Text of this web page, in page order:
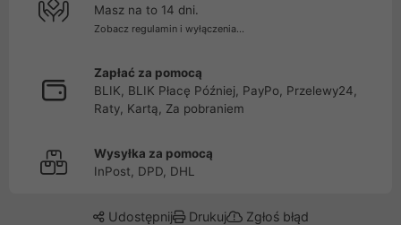
Masz na to 14 dni.
Zobacz regulamin i wyłączenia...
Zapłać za pomocą
BLIK, BLIK Płacę Później, PayPo, Przelewy24,
Raty, Kartą, Za pobraniem
Wysyłka za pomocą
InPost, DPD, DHL
Udostępnij Drukuj Zgłoś błąd